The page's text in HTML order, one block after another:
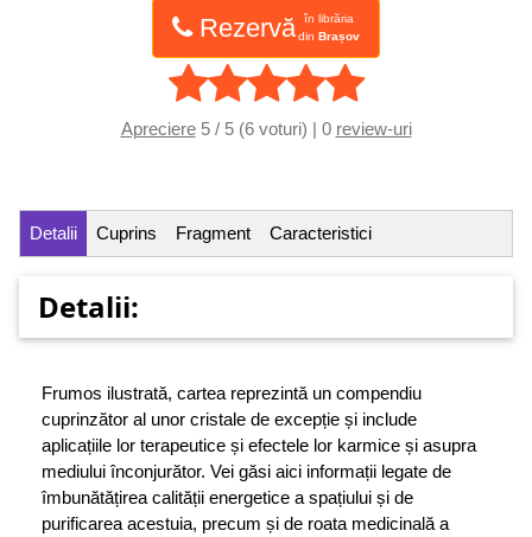
Rezervă
în librăria
din Brașov
Apreciere5 / 5 (6 voturi) | 0 review-uri
Detalii Cuprins Fragment Caracteristici
Detalii:
Frumos ilustrată, cartea reprezintă un compendiu
cuprinzător al unor cristale de excepție și include
aplicațiile lor terapeutice și efectele lor karmice și asupra
mediului înconjurător. Vei găsi aici informații legate de
îmbunătățirea calității energetice a spațiului și de
purificarea acestuia, precum și de roata medicinală a